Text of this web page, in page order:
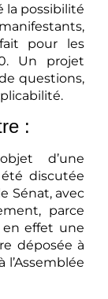
la possibilité
pour les
Un projet
questions,
:
d’une
discutée
Sénat, avec
parce
en effet une
déposée à
l’Assemblée